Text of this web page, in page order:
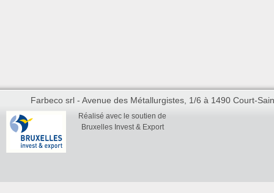
Farbeco srl - Avenue des Métallurgistes, 1/6 à 1490 Court-
Réalisé avec le soutien de
Bruxelles Invest & Export